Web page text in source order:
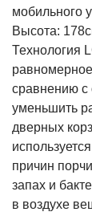
мобильного
Высота:
Технология
сравнению с
уменьшить
дверных
причин
запах и
в воздухе